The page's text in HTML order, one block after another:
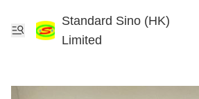
Standard Sino (HK)
Limited